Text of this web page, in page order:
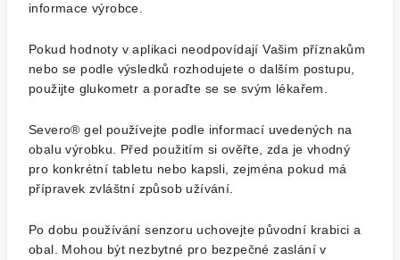
informace výrobce.
Pokud hodnoty v aplikaci neodpovídají Vašim příznakům
nebo se podle výsledků rozhodujete o dalším postupu,
použijte glukometr a poraďte se se svým lékařem.
Severo® gel používejte podle informací uvedených na
obalu výrobku. Před použitím si ověřte, zda je vhodný
pro konkrétní tabletu nebo kapsli, zejména pokud má
přípravek zvláštní způsob užívání.
Po dobu používání senzoru uchovejte původní krabici a
obal. Mohou být nezbytné pro bezpečné zaslání v